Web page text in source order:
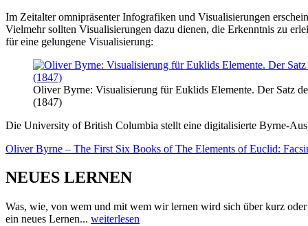
Im Zeitalter omnipräsenter Infografiken und Visualisierungen
Vielmehr sollten Visualisierungen dazu dienen, die Erkenntnis zu
für eine gelungene Visualisierung:
Oliver Byrne: Visualisierung für Euklids Elemente. Der Satz
(1847)
Die University of British Columbia stellt eine digitalisierte Byrne-
Oliver Byrne – The First Six Books of The Elements of Euclid:
NEUES LERNEN
Was, wie, von wem und mit wem wir lernen wird sich über kurz
ein neues Lernen... weiterlesen